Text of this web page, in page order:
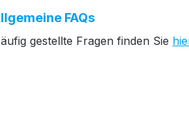
FAQs
gestellte Fragen finden Sie